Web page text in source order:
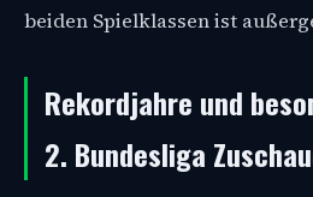
beiden Spielklassen ist
Rekordjahre und
2. Bundesliga